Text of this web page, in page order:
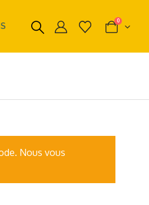
0
Nous vous